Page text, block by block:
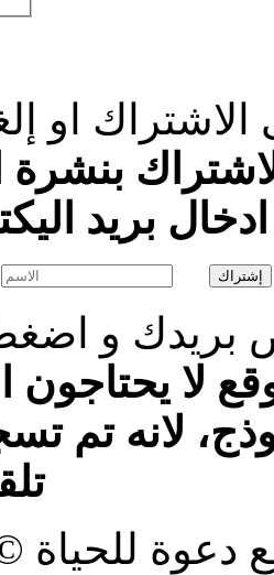
او
بنشرة
و اضغط
لا
لانه تم
© 2005-